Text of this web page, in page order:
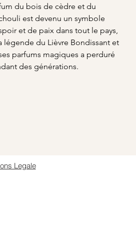
du bois de cèdre et du
est devenu un symbole
et de paix dans tout le pays,
légende du Lièvre Bondissant et
parfums magiques a perduré
des générations.
Legale